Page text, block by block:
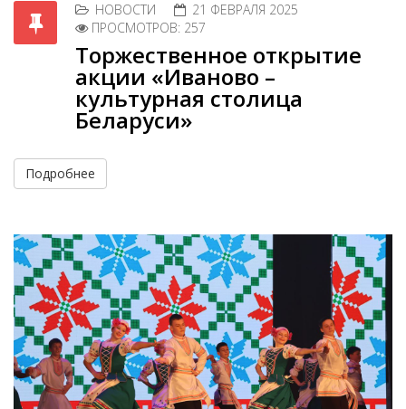
НОВОСТИ
21 ФЕВРАЛЯ 2025
ПРОСМОТРОВ: 257
Торжественное открытие
акции «Иваново –
культурная столица
Беларуси»
Подробнее